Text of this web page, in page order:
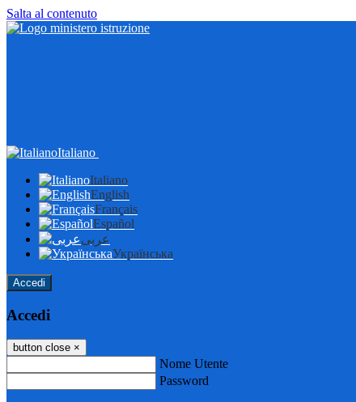
Salta al contenuto
Italiano
Italiano
English
Français
Español
عربى
Українська
Accedi
Accedi
button close ×
Nome Utente
Password